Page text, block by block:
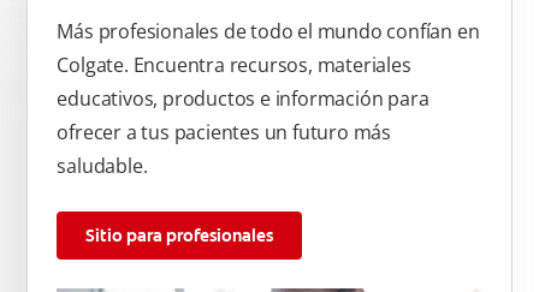
Más profesionales de todo el mundo confían en
Colgate. Encuentra recursos, materiales
educativos, productos e información para
ofrecer a tus pacientes un futuro más
saludable.
Sitio para profesionales